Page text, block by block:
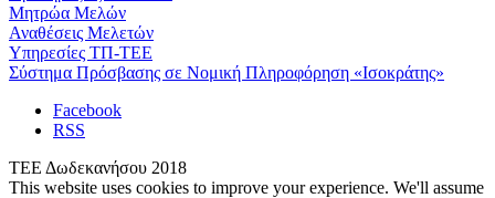
Μητρώα Μελών
Αναθέσεις Μελετών
Υπηρεσίες ΤΠ-ΤΕΕ
Σύστημα Πρόσβασης σε Νομική Πληροφόρηση «Ισοκράτης»
Facebook
RSS
ΤΕΕ Δωδεκανήσου 2018
This website uses cookies to improve your experience. We'll assume